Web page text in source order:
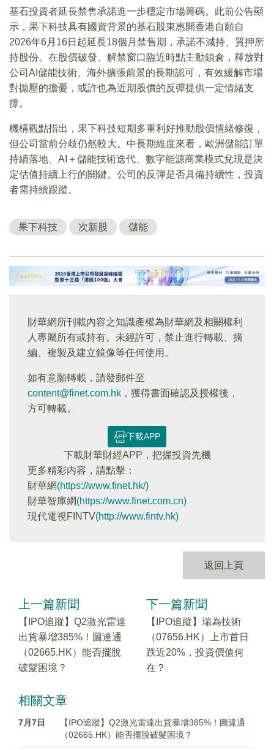
基石投資者延長禁售承諾進一步穩定市場籌碼。此前公告顯
示，果下科技具有國資背景的基石股東惠開香港自願自
2026年6月16日起延長18個月禁售期，承諾不減持、質押所
持股份。在股價破發、解禁窗口臨近時點主動鎖倉，釋放對
公司AI儲能技術、海外擴張前景的長期認可，有效緩解市場
對拋壓的擔憂，或許也為近期股價的反彈提供一定情緒支
撐。
機構觀點指出，果下科技短期多重利好推動股價情緒修復，
但公司當前分歧仍然較大。中長期維度來看，歐洲儲能訂單
持續落地、AI＋儲能技術迭代、數字能源商業模式兌現是決
定估值持續上行的關鍵。公司的反彈是否具備持續性，投資
者需持續跟蹤。
果下科技 次新股 儲能
財華網所刊載內容之知識產權為財華網及相關權利
人專屬所有或持有。未經許可，禁止進行轉載、摘
編、複製及建立鏡像等任何使用。
如有意願轉載，請發郵件至
content@finet.com.hk ，獲得書面確認及授權後，
方可轉載。
下載APP
下載財華財經APP，把握投資先機
更多精彩内容，請點擊：
財華網(https://www.finet.hk/)
財華智庫網(https://www.finet.com.cn)
現代電視FINTV(http://www.fintv.hk)
返回上頁
上一篇新聞
【IPO追蹤】Q2激光雷達
出貨暴增385%！圖達通
（02665.HK）能否擺脫
破髮困境？
下一篇新聞
【IPO追蹤】瑞為技術
（07656.HK）上市首日
跌近20%，投資價值何
在？
相關文章
7月7日
【IPO追蹤】Q2激光雷達出貨暴增385%！圖達通
（02665.HK）能否擺脫破髮困境？